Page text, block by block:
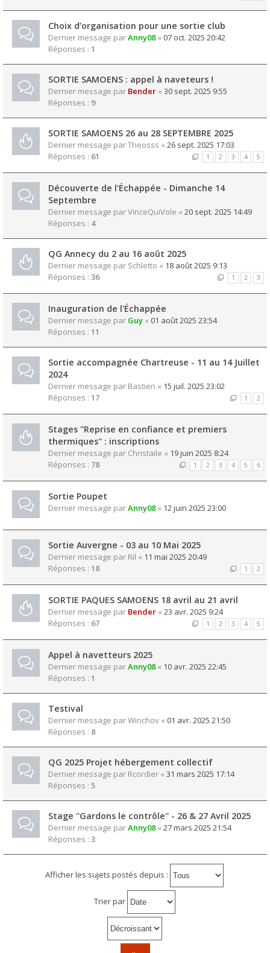
Choix d’organisation pour une sortie club
Dernier message parAnny08« 07 oct. 2025 20:42
Réponses : 1
SORTIE SAMOENS : appel à naveteurs !
Dernier message par Bender « 30 sept. 2025 9:55
Réponses : 9
SORTIE SAMOENS 26 au 28 SEPTEMBRE 2025
Dernier message parTheosss « 26 sept. 2025 17:03
Réponses : 61 1 2 3 4 5
Découverte de l'Échappée - Dimanche 14
Septembre
Dernier message parVinceQuiVole « 20 sept. 2025 14:49
Réponses : 4
QG Annecy du 2 au 16 août 2025
Dernier message par Schletto « 18 août 2025 9:13
Réponses : 36 1 2 3
Inauguration de l'Échappée
Dernier message par Guy « 01 août 2025 23:54
Réponses : 11
Sortie accompagnée Chartreuse - 11 au 14 Juillet
2024
Dernier message par Bastien « 15 juil. 2025 23:02
Réponses : 17 1 2
Stages "Reprise en confiance et premiers
thermiques'' : inscriptions
Dernier message par Christaile « 19 juin 2025 8:24
Réponses : 78 1 2 3 4 5 6
Sortie Poupet
Dernier message parAnny08« 12 juin 2025 23:00
Sortie Auvergne - 03 au 10 Mai 2025
Dernier message par Ril « 11 mai 2025 20:49
Réponses : 18 1 2
SORTIE PAQUES SAMOENS 18 avril au 21 avril
Dernier message par Bender « 23 avr. 2025 9:24
Réponses : 67 1 2 3 4 5
Appel à navetteurs 2025
Dernier message parAnny08« 10 avr. 2025 22:45
Réponses : 1
Testival
Dernier message parWinchov « 01 avr. 2025 21:50
Réponses : 8
QG 2025 Projet hébergement collectif
Dernier message par Rcordier « 31 mars 2025 17:14
Réponses : 5
Stage ''Gardons le contrôle'' - 26 & 27 Avril 2025
Dernier message parAnny08« 27 mars 2025 21:54
Réponses : 3
Afficher les sujets postés depuis :
Trier par